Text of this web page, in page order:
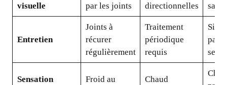
visuelle
par les joints
directionnelles
sans
Entretien
Joints à
récurer
régulièrement
Traitement
périodique
requis
Sensation
Froid au
Chaud